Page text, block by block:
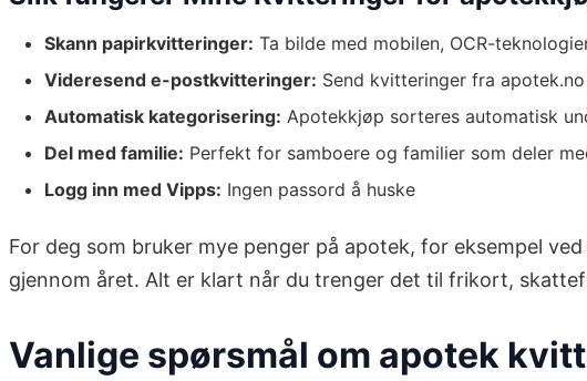
Skann papirkvitteringer: Ta bilde med mobilen, OCR-
Videresend e-postkvitteringer: Send kvitteringer fra
Automatisk kategorisering: Apotekkjøp sorteres automatisk
Del med familie: Perfekt for samboere og familier som deler
Logg inn med Vipps: Ingen passord å huske
For deg som bruker mye penger på apotek, for eksempel
gjennom året. Alt er klart når du trenger det til frikort,
Vanlige spørsmål om apotek